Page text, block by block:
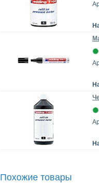
Похожие товары